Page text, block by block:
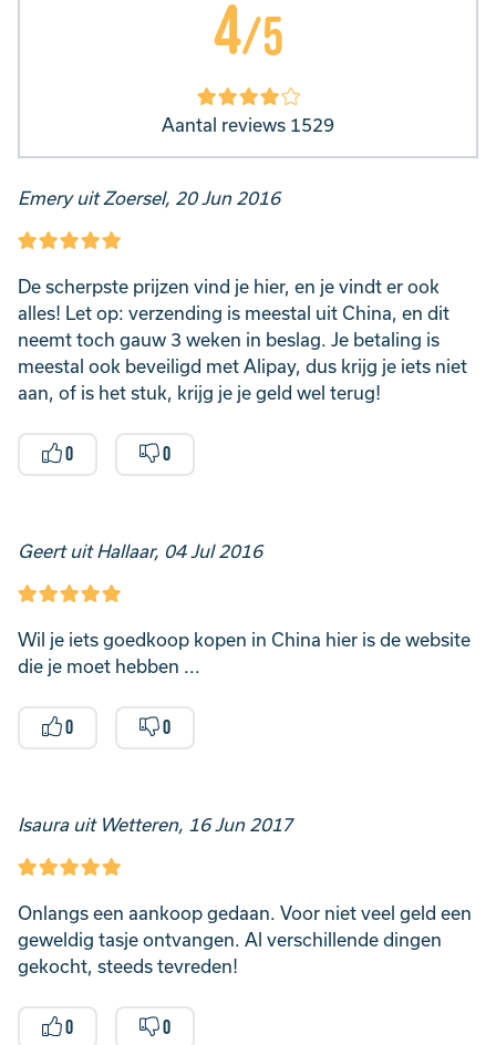
4/5
Aantal reviews 1529
Emery uit Zoersel, 20 Jun 2016
De scherpste prijzen vind je hier, en je vindt er ook
alles! Let op: verzending is meestal uit China, en dit
neemt toch gauw 3 weken in beslag. Je betaling is
meestal ook beveiligd met Alipay, dus krijg je iets niet
aan, of is het stuk, krijg je je geld wel terug!
0 0
Geert uit Hallaar, 04 Jul 2016
Wil je iets goedkoop kopen in China hier is de website
die je moet hebben ...
0 0
Isaura uit Wetteren, 16 Jun 2017
Onlangs een aankoop gedaan. Voor niet veel geld een
geweldig tasje ontvangen. Al verschillende dingen
gekocht, steeds tevreden!
0 0